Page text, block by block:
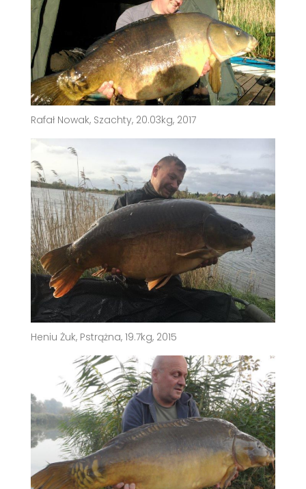
Rafał Nowak, Szachty, 20.03kg, 2017
Heniu Żuk, Pstrążna, 19.7kg, 2015